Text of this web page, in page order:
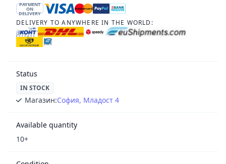
PAYMENT
ON
DELIVERY
DELIVERY TO ANYWHERE IN THE WORLD:
Status
IN STOCK
Магазин:София, Младост 4
Available quantity
10+